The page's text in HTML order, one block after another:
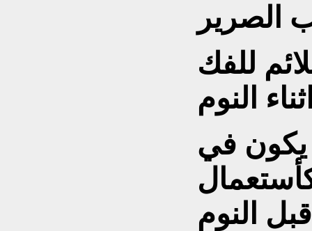
الصرير
للفك
النوم
يكون في
النوم